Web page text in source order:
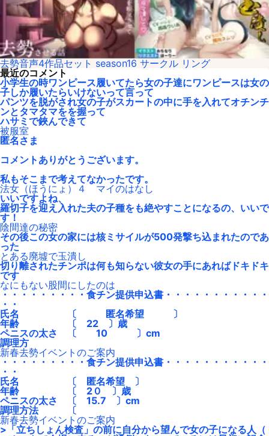
去勢音声4作品セット season16 サークル リング
最近のコメント
小学生の時ワンピース履いてたら女の子達にワンピースは女の
子しか履いたらいけないって言って
パンツを脱がされ女の子がスカートの中に手を入れてオチンチ
ンとタマタマをを握って
ハサミで鋏んできて
被服室
匿名さま
コメントありがとうございます。
私もそこまで考えてなかったです。
法女（ほうにょ）４ マイのはなし
いいですよね、
羅切子を迎え入れた夫の子種をも絶やすことになるの、いいで
す！
陰間達の秘密
その後この女の家には核ミサイルが500発撃ち込まれたのであ
った
とある廃墟で玉潰し
切り離されたチンポは何も知らない彼女の手にあればドキドキ
です
なにもない股間にしたのは
・・・・・・・・・食チン提供申込書・・・・・・・・・・・
・・
氏名 〔 匿名希望 〕
年齢 〔 22 〕歳
ペニスの太さ 〔 10 〕cm
調理方
新春去勢イベントのご案内
・・・・・・・・・食チン提供申込書・・・・・・・・・・・
・・
氏名 〔 匿名希望 〕
年齢 〔 2０ 〕歳
ペニスの太さ 〔 15.7 〕cm
調理方法 〔
新春去勢イベントのご案内
>「立ちしょん検査」の前に自分から望んで女の子になる人（